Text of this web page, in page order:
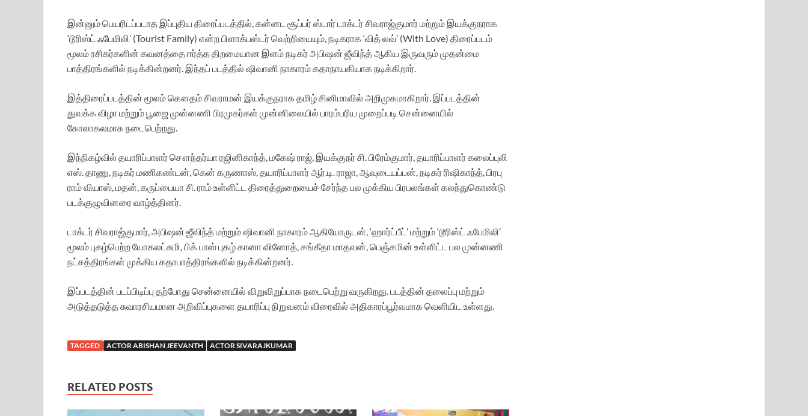
இன்னும் பெயரிடப்படாத இப்புதிய திரைப்படத்தில், கன்னட சூப்பர் ஸ்டார் டாக்டர் சிவராஜ்குமார்‌ மற்றும் இயக்குநராக
‘டூரிஸ்ட் ஃபேமிலி’ (Tourist Family) என்ற பிளாக்பஸ்டர் வெற்றியையும், நடிகராக ‘வித் லவ்’ (With Love) திரைப்படம்
மூலம் ரசிகர்களின் கவனத்தை ஈர்த்த திறமையான இளம் நடிகர் அபிஷன் ஜீவிந்த் ஆகிய இருவரும் முதன்மை
பாத்திரங்களில் நடிக்கின்றனர். இந்தப் படத்தில் ஷிவானி நாகாரம் கதாநாயகியாக நடிக்கிறார்.
இத்திரைப்படத்தின் மூலம் கௌதம் சிவராமன்‌ இயக்குநராக தமிழ் சினிமாவில் அறிமுகமாகிறார். இப்படத்தின்
துவக்க விழா மற்றும் பூஜை முன்னணி பிரமுகர்கள் முன்னிலையில் பாரம்பரிய முறைப்படி சென்னையில்
கோலாகலமாக நடைபெற்றது.
இந்நிகழ்வில் தயாரிப்பாளர் சௌந்தர்யா ரஜினிகாந்த், மகேஷ் ராஜ், இயக்குநர் சி. பிரேம்குமார், தயாரிப்பாளர் கலைப்புலி
எஸ். தாணு, நடிகர் மணிகண்டன், கென் கருணாஸ், தயாரிப்பாளர் ஆர்.டி. ராஜா, ஆவுடையப்பன், நடிகர் ரிஷிகாந்த், பிரபு
ராம் வியாஸ், மதன், கருப்பையா சி. ராம் உள்ளிட்ட திரைத்துறையைச் சேர்ந்த பல முக்கிய பிரபலங்கள் கலந்துகொண்டு
படக்குழுவினரை வாழ்த்தினர்.
டாக்டர் சிவராஜ்குமார், அபிஷன் ஜீவிந்த் மற்றும் ஷிவானி நாகாரம் ஆகியோருடன், ‘ஹார்ட்பீட்’ மற்றும் ‘டூரிஸ்ட் ஃபேமிலி’
மூலம் புகழ்பெற்ற யோகலட்சுமி, பிக் பாஸ் புகழ் கானா வினோத், சங்கீதா மாதவன், பெஞ்சமின் உள்ளிட்ட பல முன்னணி
நட்சத்திரங்கள் முக்கிய கதாபாத்திரங்களில் நடிக்கின்றனர்.
இப்படத்தின் படப்பிடிப்பு தற்போது சென்னையில் விறுவிறுப்பாக நடைபெற்று வருகிறது. படத்தின் தலைப்பு மற்றும்
அடுத்தடுத்த சுவாரசியமான அறிவிப்புகளை தயாரிப்பு நிறுவனம் விரைவில் அதிகாரப்பூர்வமாக வெளியிட உள்ளது.
TAGGED ACTOR ABISHAN JEEVANTH ACTOR SIVARAJKUMAR
RELATED POSTS